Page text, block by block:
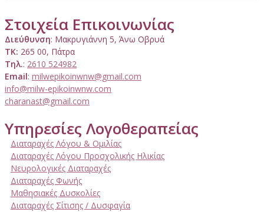
Στοιχεία Επικοινωνίας
Διεύθυνση: Μακρυγιάννη 5, Άνω Οβρυά
ΤΚ: 265 00, Πάτρα
Τηλ.: 2610 524982
Email: milwepikoinwnw@gmail.com
info@milw-epikoinwnw.com
charanast@gmail.com
Υπηρεσίες Λογοθεραπείας
Διαταραχές Λόγου & Ομιλίας
Διαταραχές Λόγου Προσχολικής Ηλικίας
Νευρολογικές Διαταραχές
Διαταραχές Φωνής
Μαθησιακές Δυσκολίες
Διαταραχές Σίτισης / Δυσφαγία